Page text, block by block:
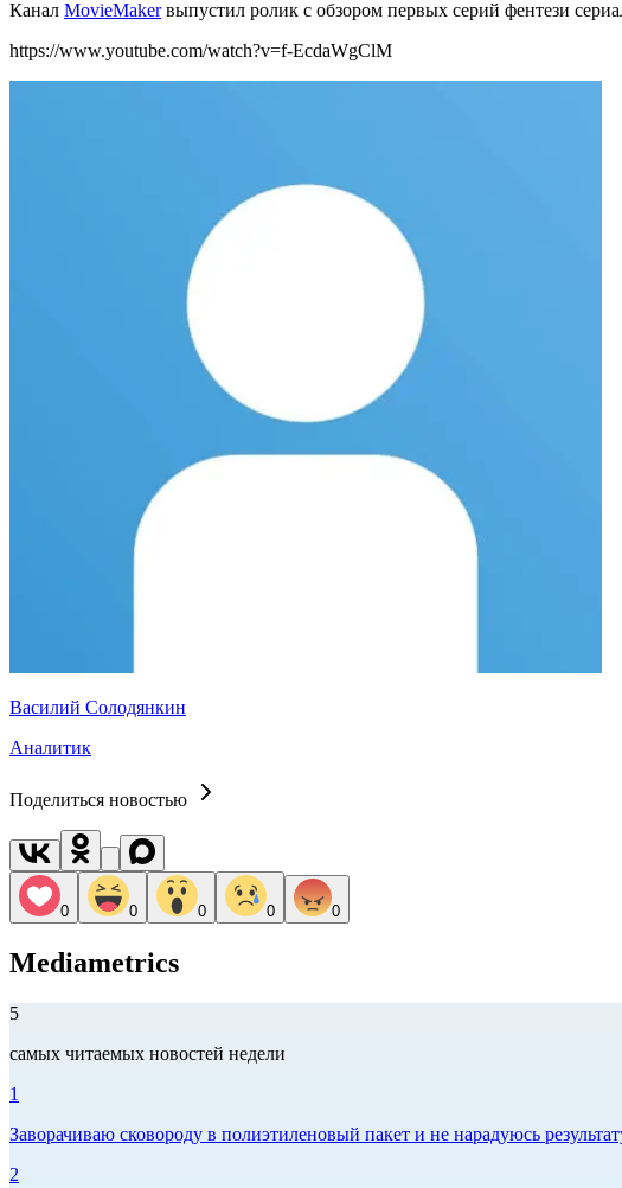
Канал MovieMakerвыпустил ролик с обзором первых серий фентези
https://www.youtube.com/watch?v=f-EcdaWgClM
Василий Солодянкин
Аналитик
Поделиться новостью
0 0 0 0 0
Mediametrics
5
самых читаемых новостей недели
1
Заворачиваю сковороду в полиэтиленовый пакет и не нарадуюсь
2